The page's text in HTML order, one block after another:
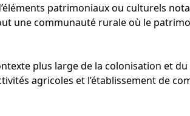
patrimoniaux ou culturels
une communauté rurale où le
plus large de la colonisation et
agricoles et l’établissement de